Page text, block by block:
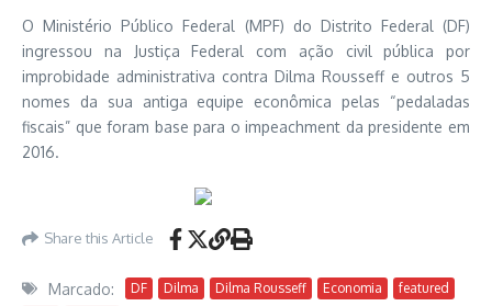
O Ministério Público Federal (MPF) do Distrito Federal (DF)
ingressou na Justiça Federal com ação civil pública por
improbidade administrativa contra Dilma Rousseff e outros 5
nomes da sua antiga equipe econômica pelas “pedaladas
fiscais” que foram base para o impeachment da presidente em
2016.
Share this Article
Marcado: DF Dilma Dilma Rousseff Economia
featured